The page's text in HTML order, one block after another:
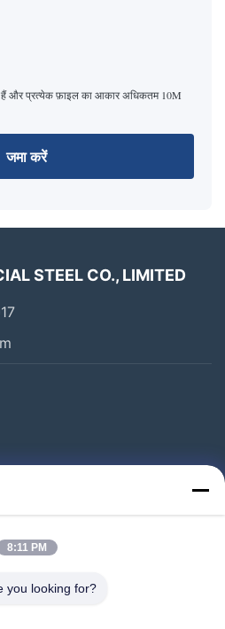
और प्रत्येक फ़ाइल का आकार अधिकतम 10M
जमा करें
STEEL CO., LIMITED
8:11 PM
you looking for?